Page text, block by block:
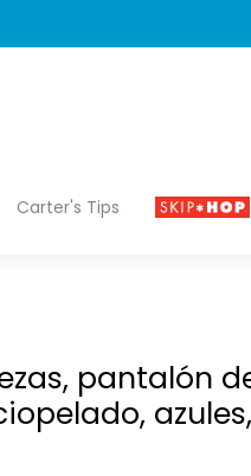
Carter's Tips
pantalón